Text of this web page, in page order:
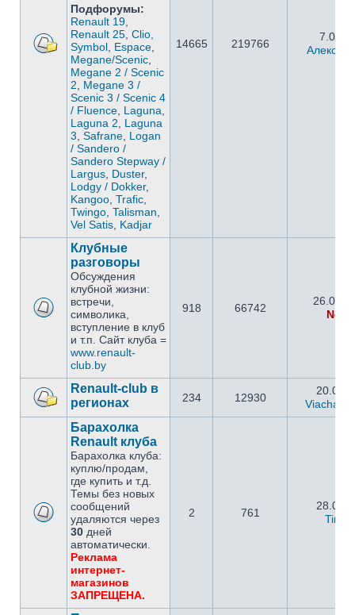
Подфорумы:
Renault 19
Renault 25 Clio,
Symbol Espace
Megane/Scenic
Megane 2 / Scenic
2
Megane 3 /
Scenic 3 / Scenic 4
/ Fluence Laguna
Laguna 2
Laguna
3 Safrane Logan
/ Sandero /
Sandero Stepway /
Largus Duster,
Lodgy / Dokker,
Kangoo Trafic
Twingo Talisman
Vel Satis Kadjar
14665 219766
Клубные
разговоры
Обсуждения
клубной жизни:
встречи,
символика,
вступление в клуб
и т.п. Сайт клуба =
www.renault-
club.by
918 66742
Renault-club в
регионах
234 12930
Барахолка
Renault клуба
Барахолка клуба:
куплю/продам,
где купить и т.д.
Темы без новых
сообщений
удаляются через
30 дней
автоматически.
Реклама
интернет-
магазинов
ЗАПРЕЩЕНА.
2 761